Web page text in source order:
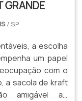
praticidade e
se uma escolha
GRANDE
/ SP
a escolha
um papel
com o
a sacola de kraft
amigável ao